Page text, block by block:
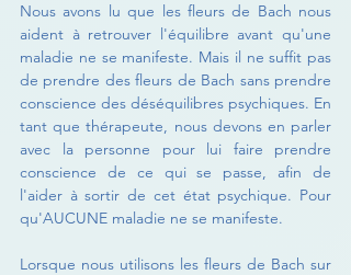
Nous avons lu que les fleurs de Bach nous
aident à retrouver l'équilibre avant qu'une
maladie ne se manifeste. Mais il ne suffit pas
de prendre des fleurs de Bach sans prendre
conscience des déséquilibres psychiques. En
tant que thérapeute, nous devons en parler
avec la personne pour lui faire prendre
conscience de ce qui se passe, afin de
l'aider à sortir de cet état psychique. Pour
qu'AUCUNE maladie ne se manifeste.
Lorsque nous utilisons les fleurs de Bach sur